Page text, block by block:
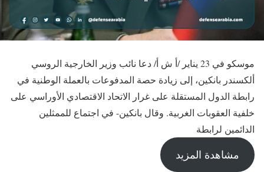
موسكو في 23 يناير /أ ش أ/ دعا نائب وزير الخارجية الروسي
ألكسندر بانكين، إلى زيادة حصة المدفوعات بالعملة الوطنية في
رابطة الدول المستقلة على غرار الاتحاد الاقتصادي الأوراسي على
خلفية العقوبات الغربية. وقال بانكين- في اجتماع للممثلين
الدائمين لرابطة
مشاهدة المزيد